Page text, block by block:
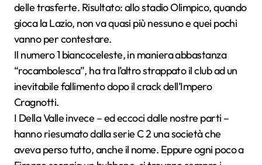
delle trasferte. Risultato: allo stadio Olimpico, quando
gioca la Lazio, non va quasi più nessuno e quei pochi
vanno per contestare.
Il numero 1 biancoceleste, in maniera abbastanza
“rocambolesca”, ha tra l’altro strappato il club ad un
inevitabile fallimento dopo il crack dell’Impero
Cragnotti.
I Della Valle invece – ed eccoci dalle nostre parti –
hanno riesumato dalla serie C 2 una società che
aveva perso tutto, anche il nome. Eppure ogni poco a